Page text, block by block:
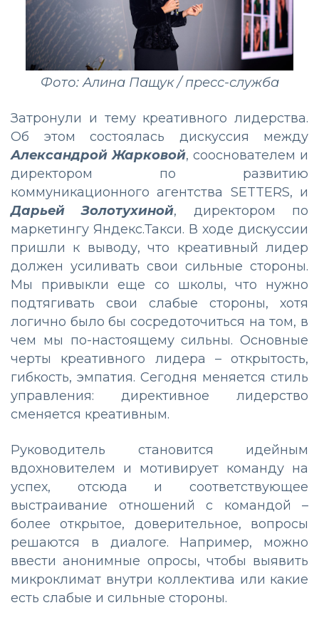
Фото: Алина Пащук / пресс-служба
Затронули и тему креативного лидерства.
Об этом состоялась дискуссия между
Александрой Жарковой, сооснователем и
директором по развитию
коммуникационного агентства SETTERS, и
Дарьей Золотухиной, директором по
маркетингу Яндекс.Такси. В ходе дискуссии
пришли к выводу, что креативный лидер
должен усиливать свои сильные стороны.
Мы привыкли еще со школы, что нужно
подтягивать свои слабые стороны, хотя
логично было бы сосредоточиться на том, в
чем мы по-настоящему сильны. Основные
черты креативного лидера – открытость,
гибкость, эмпатия. Сегодня меняется стиль
управления: директивное лидерство
сменяется креативным.
Руководитель становится идейным
вдохновителем и мотивирует команду на
успех, отсюда и соответствующее
выстраивание отношений с командой –
более открытое, доверительное, вопросы
решаются в диалоге. Например, можно
ввести анонимные опросы, чтобы выявить
микроклимат внутри коллектива или какие
есть слабые и сильные стороны.